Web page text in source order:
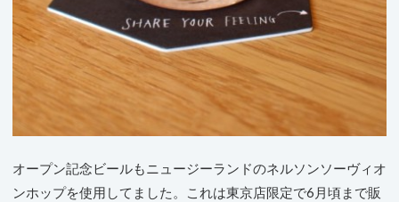
オープン記念ビールもニュージーランドのネルソンソーヴィオ
ンホップを使用してました。これは東京店限定で6月頃まで販